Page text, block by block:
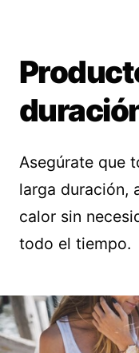
Asegúrate que
larga duración,
calor sin
todo el tiempo.